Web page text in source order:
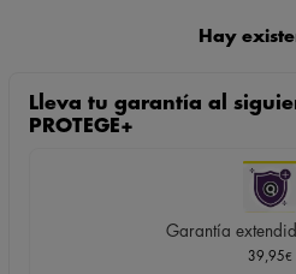
era:
Hay
Lleva tu garantía al
PROTEGE+
Garantía
39,95€